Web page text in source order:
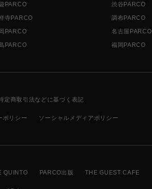
PARCO
渋谷PARCO
寺PARCO
調布PARCO
PARCO
名古屋PARCO
PARCO
福岡PARCO
定商取引法などに基づく表記
ポリシー ソーシャルメディアポリシー
QUINTO PARCO出版 THE GUEST CAFE